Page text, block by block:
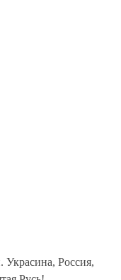
Россия,